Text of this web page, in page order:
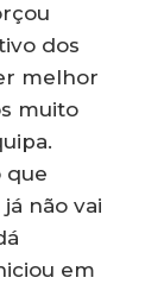
dos
melhor
muito
que
não vai
em